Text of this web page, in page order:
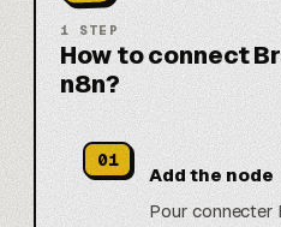
1 STEP
How to connect
n8n?
01
Add the node
Pour connecter